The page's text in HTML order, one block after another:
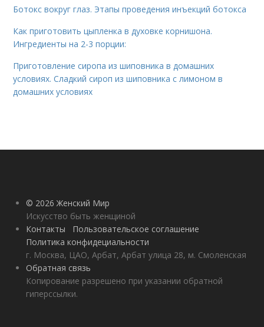
Ботокс вокруг глаз. Этапы проведения инъекций ботокса
Как приготовить цыпленка в духовке корнишона.
Ингредиенты на 2-3 порции:
Приготовление сиропа из шиповника в домашних
условиях. Сладкий сироп из шиповника с лимоном в
домашних условиях
© 2026 Женский Мир
Искусство быть женщиной
Контакты
Пользовательское соглашение
Политика конфидециальности
г. Москва, ЦАО, Арбат, Арбат улица 28, м. Смоленская
Обратная связь
Копирование разрешено при указании обратной
гиперссылки.